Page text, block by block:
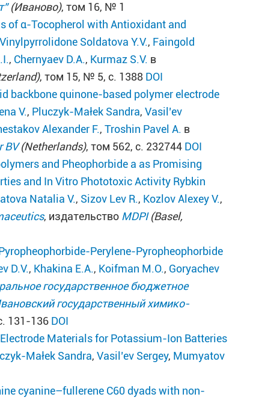
(Иваново), том 16, № 1
of α-Tocopherol with Antioxidant and
Soldatova Y.V., Faingold
, Chernyaev D.A., Kurmaz S.V. в
, том 15, № 5, с. 1388 DOI
backbone quinone-based polymer electrode
V., Pluczyk-Małek Sandra,Vasil’ev
Alexander F.,Troshin Pavel A. в
BV(Netherlands), том 562, с. 232744 DOI
and Pheophorbide a as Promising
and In Vitro Phototoxic Activity Rybkin
Natalia V., Sizov Lev R., Kozlov Alexey V.,
, издательство MDPI(Basel,
Perylene-Pyropheophorbide
D.V., Khakina E.A., Koifman M.О., Goryachev
государственное бюджетное
государственный химико-
131-136 DOI
Materials for Potassium-Ion Batteries
Małek Sandra,Vasil’ev Sergey, Mumyatov
cyanine–fullerene C60 dyads with non-